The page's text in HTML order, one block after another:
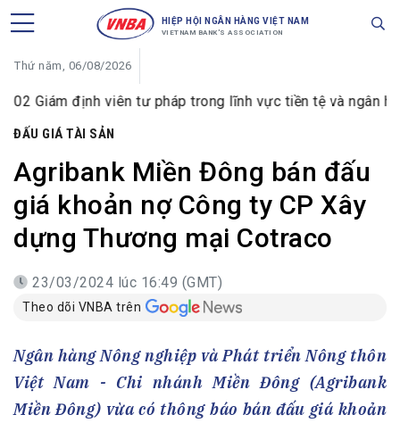
HIỆP HỘI NGÂN HÀNG VIỆT NAM
VIETNAM BANK'S ASSOCIATION
Thứ năm, 06/08/2026
định viên tư pháp trong lĩnh vực tiền tệ và ngân hàng
ĐẤU GIÁ TÀI SẢN
Agribank Miền Đông bán đấu
giá khoản nợ Công ty CP Xây
dựng Thương mại Cotraco
23/03/2024 lúc 16:49 (GMT)
Theo dõi VNBA trên
Ngân hàng Nông nghiệp và Phát triển Nông thôn
Việt Nam - Chi nhánh Miền Đông (Agribank
Miền Đông) vừa có thông báo bán đấu giá khoản